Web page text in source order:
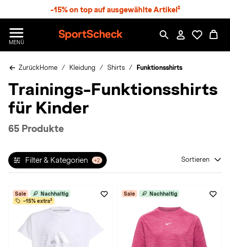
-15% on top auf ausgewählte Artikel²
MENÜ
p
r
S
h
c
ZurückHome Kleidung Shirts Funktionsshirts
Trainings-Funktionsshirts
für Kinder
65 Produkte
Filter & Kategorien +2 Sortieren
Sale
Nachhaltig
-15% extra²
Sale Nachhaltig